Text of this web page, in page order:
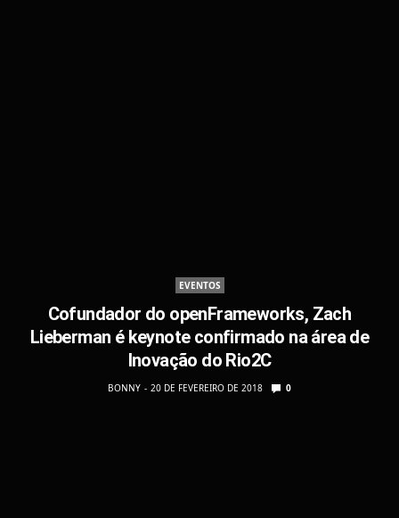
EVENTOS
Cofundador do openFrameworks, Zach
Lieberman é keynote confirmado na área de
Inovação do Rio2C
BONNY 20 DE FEVEREIRO DE 2018 0